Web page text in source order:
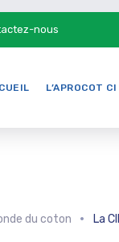
nous
L’APROCOT CI
du coton La